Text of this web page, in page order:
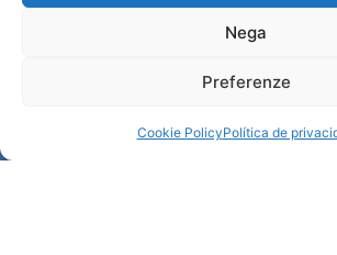
Nega
Preferenze
Cookie PolicyPolítica de